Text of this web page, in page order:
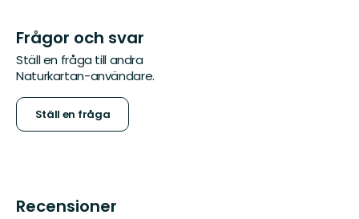
Frågor och svar
Ställ en fråga till andra
Naturkartan-användare.
Ställ en fråga
Recensioner